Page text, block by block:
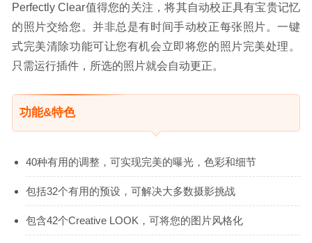
Perfectly Clear值得您的关注，将其自动校正具有宝贵记忆
的照片交给您。并非总是有时间手动校正每张照片。一键
式完美清除功能可让您有机会立即将您的照片完美处理。
只需运行插件，所选的照片就会自动更正。
功能&特色
40种有用的调整，可实现完美的曝光，色彩和细节
包括32个有用的预设，可解决大多数摄影挑战
包含42个Creative LOOK，可将您的图片风格化